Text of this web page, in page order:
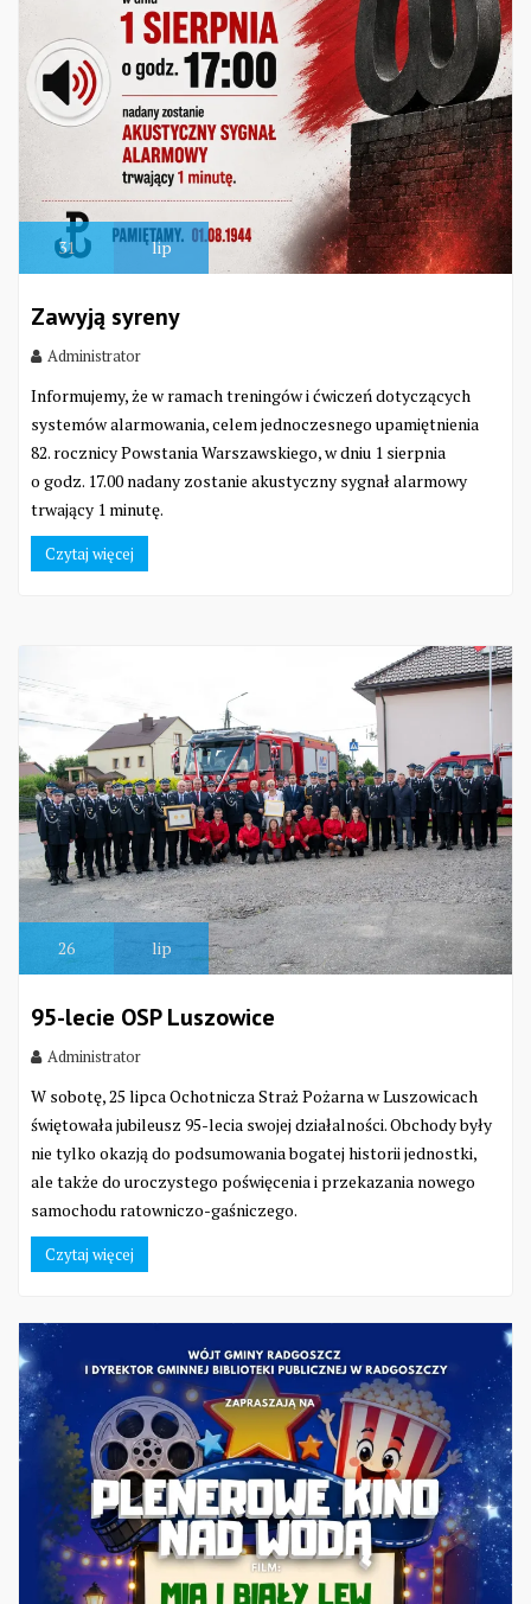
31 lip
Zawyją syreny
Administrator
Informujemy, że w ramach treningów i ćwiczeń dotyczących
systemów alarmowania, celem jednoczesnego upamiętnienia
82. rocznicy Powstania Warszawskiego, w dniu 1 sierpnia
o godz. 17.00 nadany zostanie akustyczny sygnał alarmowy
trwający 1 minutę.
Czytaj więcej
26 lip
95-lecie OSP Luszowice
Administrator
W sobotę, 25 lipca Ochotnicza Straż Pożarna w Luszowicach
świętowała jubileusz 95-lecia swojej działalności. Obchody były
nie tylko okazją do podsumowania bogatej historii jednostki,
ale także do uroczystego poświęcenia i przekazania nowego
samochodu ratowniczo-gaśniczego.
Czytaj więcej